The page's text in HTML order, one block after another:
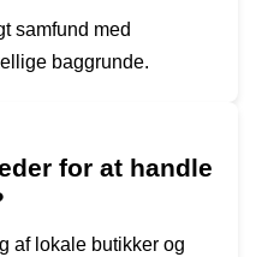
samfund med
baggrunde.
for at handle
af lokale butikker og